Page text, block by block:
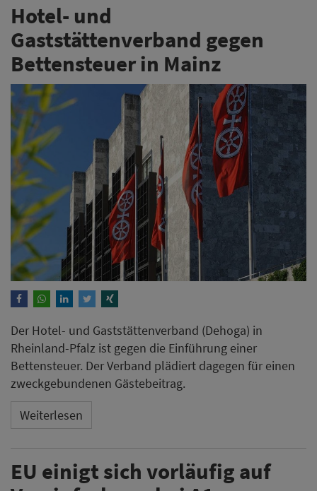
Hotel- und
Gaststättenverband gegen
Bettensteuer in Mainz
Der Hotel- und Gaststättenverband (Dehoga) in
Rheinland-Pfalz ist gegen die Einführung einer
Bettensteuer. Der Verband plädiert dagegen für einen
zweckgebundenen Gästebeitrag.
Weiterlesen
EU einigt sich vorläufig auf